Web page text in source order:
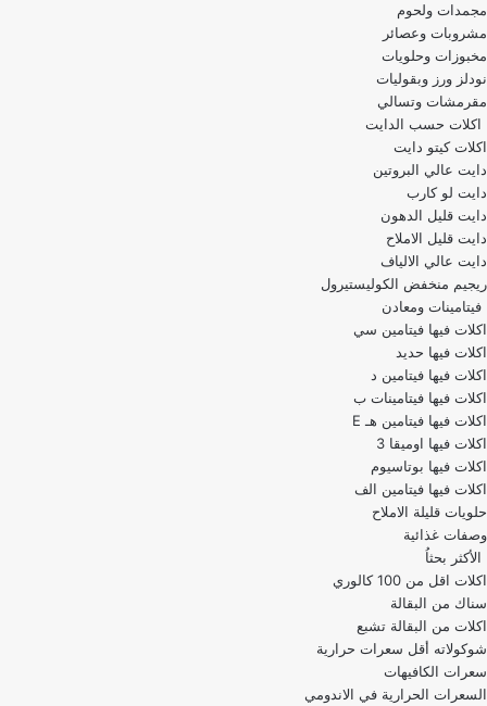
مجمدات ولحوم
مشروبات وعصائر
مخبوزات وحلويات
نودلز ورز وبقوليات
مقرمشات وتسالي
اكلات حسب الدايت
اكلات كيتو دايت
دايت عالي البروتين
دايت لو كارب
دايت قليل الدهون
دايت قليل الاملاح
دايت عالي الالياف
ريجيم منخفض الكوليستيرول
فيتامينات ومعادن
اكلات فيها فيتامين سي
اكلات فيها حديد
اكلات فيها فيتامين د
اكلات فيها فيتامينات ب
اكلات فيها فيتامين هـ E
اكلات فيها اوميقا 3
اكلات فيها بوتاسيوم
اكلات فيها فيتامين الف
حلويات قليلة الاملاح
وصفات غذائية
الأكثر بحثاُ
اكلات اقل من 100 كالوري
اكلات من البقالة تشبع
شوكولاته أقل سعرات حرارية
سعرات الكافيهات
السعرات الحرارية في الاندومي